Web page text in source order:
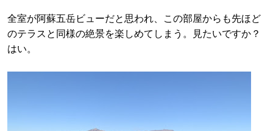
全室が阿蘇五岳ビューだと思われ、この部屋からも先ほど
のテラスと同様の絶景を楽しめてしまう。見たいですか？
はい。